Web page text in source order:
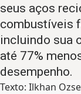
seus aços
combustíveis
incluindo sua
até 77%
desempenho.
Texto: Ilkhan